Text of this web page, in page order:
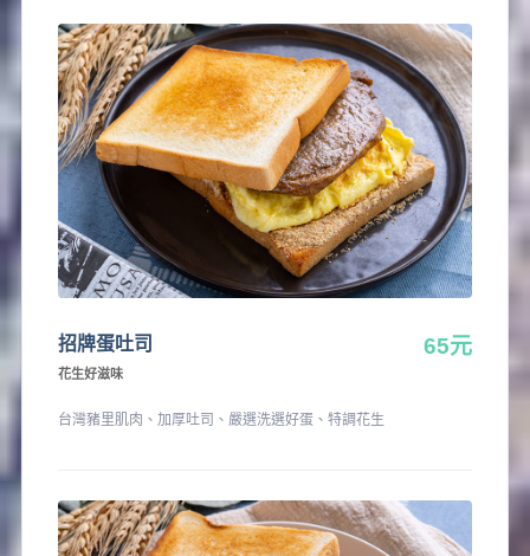
65元
招牌蛋吐司
花生好滋味
台灣豬里肌肉、加厚吐司、嚴選洗選好蛋、特調花生